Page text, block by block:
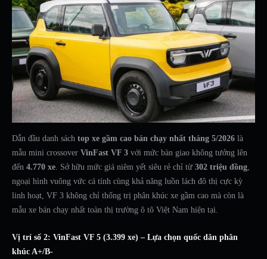
Dẫn đầu danh sách top xe gầm cao bán chạy nhất tháng 5/2026 là
mẫu mini crossover VinFast VF 3 với mức bàn giao không tưởng lên
đến 4.770 xe. Sở hữu mức giá niêm yết siêu rẻ chỉ từ 302 triệu đồng,
ngoại hình vuông vức cá tính cùng khả năng luồn lách đô thị cực kỳ
linh hoạt, VF 3 không chỉ thống trị phân khúc xe gầm cao mà còn là
mẫu xe bán chạy nhất toàn thị trường ô tô Việt Nam hiện tại.
Vị trí số 2: VinFast VF 5 (3.399 xe) – Lựa chọn quốc dân phân
khúc A+/B-